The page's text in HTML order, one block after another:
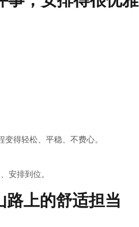
变得轻松、平稳、不费心。
安排到位。
上的舒适担当